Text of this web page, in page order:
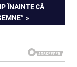
ÎNAINTE CĂ